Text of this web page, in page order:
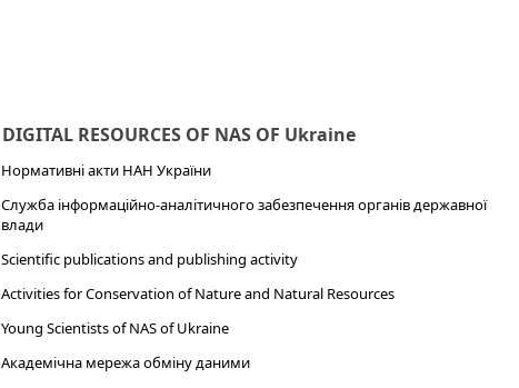
DIGITAL RESOURCES OF NAS OF Ukraine
Нормативні акти НАН України
Служба інформаційно-аналітичного забезпечення органів державної
влади
Scientific publications and publishing activity
Activities for Conservation of Nature and Natural Resources
Young Scientists of NAS of Ukraine
Академічна мережа обміну даними